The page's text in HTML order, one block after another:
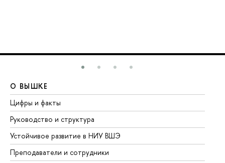
О ВЫШКЕ
Цифры и факты
Руководство и структура
Устойчивое развитие в НИУ ВШЭ
Преподаватели и сотрудники